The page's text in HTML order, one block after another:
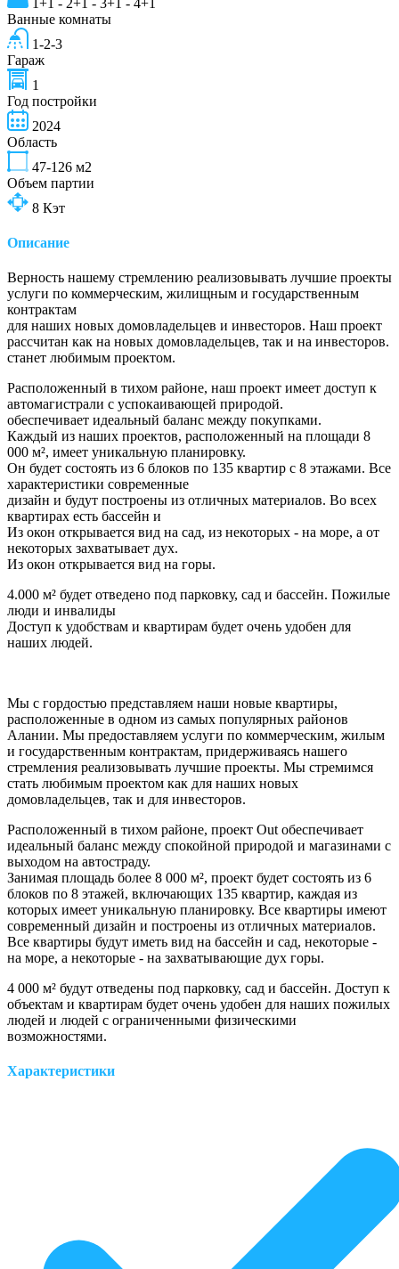
Ванные комнаты
1-2-3
Гараж
1
Год постройки
2024
Область
47-126 м2
Объем партии
8 Кэт
Описание
Верность нашему стремлению реализовывать лучшие проекты
услуги по коммерческим, жилищным и государственным
контрактам
для наших новых домовладельцев и инвесторов. Наш проект
рассчитан как на новых домовладельцев, так и на инвесторов.
станет любимым проектом.
Расположенный в тихом районе, наш проект имеет доступ к
автомагистрали с успокаивающей природой.
обеспечивает идеальный баланс между покупками.
Каждый из наших проектов, расположенный на площади 8
000 м², имеет уникальную планировку.
Он будет состоять из 6 блоков по 135 квартир с 8 этажами. Все
характеристики современные
дизайн и будут построены из отличных материалов. Во всех
квартирах есть бассейн и
Из окон открывается вид на сад, из некоторых - на море, а от
некоторых захватывает дух.
Из окон открывается вид на горы.
4.000 м² будет отведено под парковку, сад и бассейн. Пожилые
люди и инвалиды
Доступ к удобствам и квартирам будет очень удобен для
наших людей.
Мы с гордостью представляем наши новые квартиры,
расположенные в одном из самых популярных районов
Алании. Мы предоставляем услуги по коммерческим, жилым
и государственным контрактам, придерживаясь нашего
стремления реализовывать лучшие проекты. Мы стремимся
стать любимым проектом как для наших новых
домовладельцев, так и для инвесторов.
Расположенный в тихом районе, проект Out обеспечивает
идеальный баланс между спокойной природой и магазинами с
выходом на автостраду.
Занимая площадь более 8 000 м², проект будет состоять из 6
блоков по 8 этажей, включающих 135 квартир, каждая из
которых имеет уникальную планировку. Все квартиры имеют
современный дизайн и построены из отличных материалов.
Все квартиры будут иметь вид на бассейн и сад, некоторые -
на море, а некоторые - на захватывающие дух горы.
4 000 м² будут отведены под парковку, сад и бассейн. Доступ к
объектам и квартирам будет очень удобен для наших пожилых
людей и людей с ограниченными физическими
возможностями.
Характеристики